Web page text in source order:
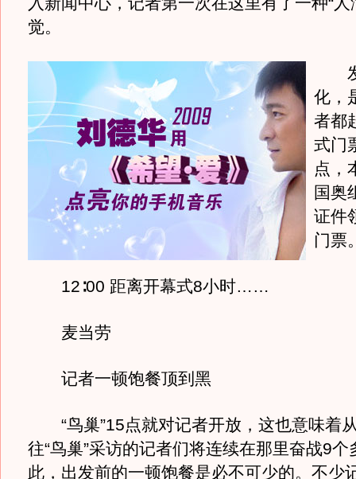
觉。
发
化，
者都
式门
点，
国奥
证件
门票
12∶00 距离开幕式8小时……
麦当劳
记者一顿饱餐顶到黑
“鸟巢”15点就对记者开放，这也意味着
往“鸟巢”采访的记者们将连续在那里奋战9个
此，出发前的一顿饱餐是必不可少的。不少